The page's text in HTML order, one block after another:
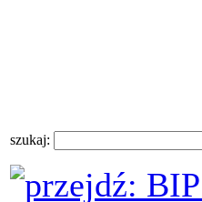
szukaj: